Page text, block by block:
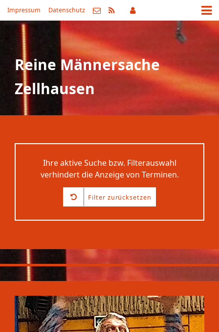
Impressum Datenschutz
Reine Männersache
Zellhausen
Ihre aktive Suche bzw. Filterauswahl
verhindert die Anzeige von Terminen.
Filter zurücksetzen